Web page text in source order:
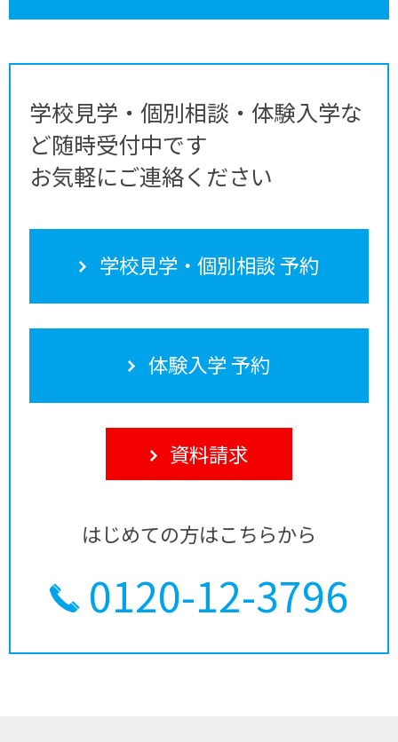
学校見学・個別相談・体験入学な
ど随時受付中です
お気軽にご連絡ください
学校見学・個別相談 予約
体験入学 予約
資料請求
はじめての方はこちらから
0120-12-3796